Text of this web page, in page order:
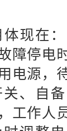
现在
障停电
电源，
、自
工作人